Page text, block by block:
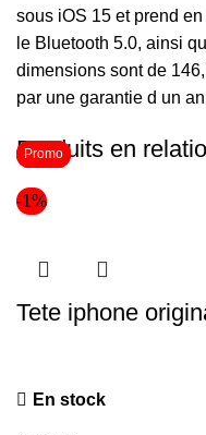
sous iOS 15 et prend
le Bluetooth 5.0, ainsi
dimensions sont de
par une garantie d un
Produits en
-1%
Promo
Tete iphone
En stock
Promo
Promo